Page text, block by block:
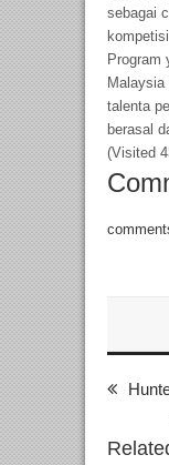
sebagai
Program
talenta
berasal
(Visited